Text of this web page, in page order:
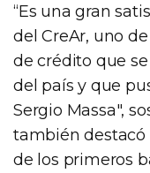
“Es una gran
del CreAr, uno
de crédito que
del país y que
Sergio Massa",
también destacó
de los primeros